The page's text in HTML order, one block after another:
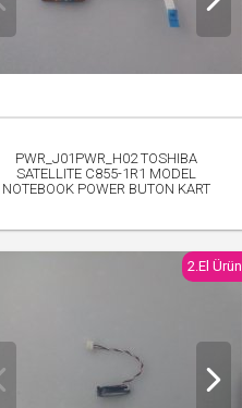
PWR_J01PWR_H02 TOSHIBA
SATELLITE C855-1R1 MODEL
NOTEBOOK POWER BUTON KART
2.El Ürün